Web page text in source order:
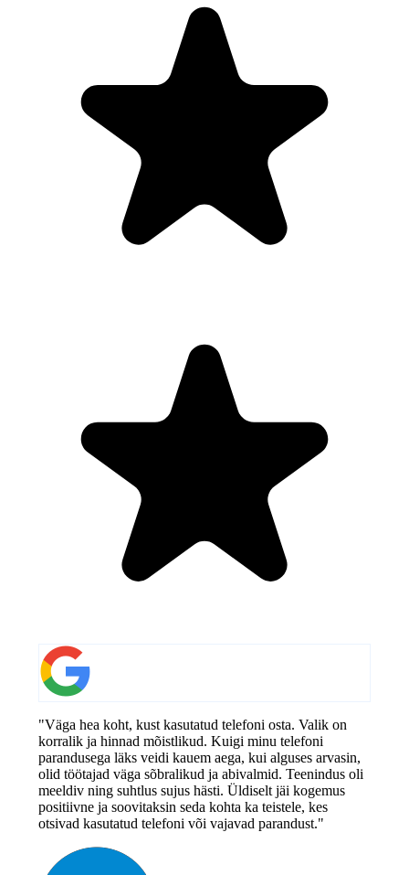
"Väga hea koht, kust kasutatud telefoni osta. Valik on
korralik ja hinnad mõistlikud. Kuigi minu telefoni
parandusega läks veidi kauem aega, kui alguses arvasin,
olid töötajad väga sõbralikud ja abivalmid. Teenindus oli
meeldiv ning suhtlus sujus hästi. Üldiselt jäi kogemus
positiivne ja soovitaksin seda kohta ka teistele, kes
otsivad kasutatud telefoni või vajavad parandust."